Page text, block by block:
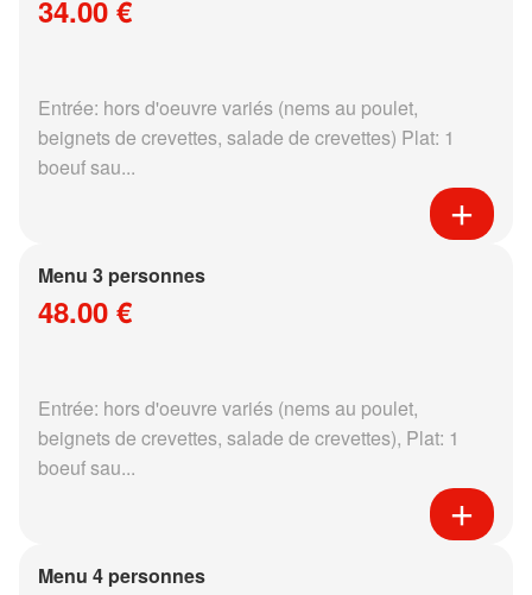
34.00 €
Entrée: hors d'oeuvre variés (nems au poulet,
beignets de crevettes, salade de crevettes) Plat: 1
boeuf sau...
Menu 3 personnes
48.00 €
Entrée: hors d'oeuvre variés (nems au poulet,
beignets de crevettes, salade de crevettes), Plat: 1
boeuf sau...
Menu 4 personnes